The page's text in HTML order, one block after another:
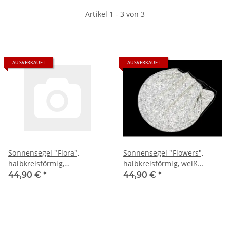
Artikel 1 - 3 von 3
AUSVERKAUFT
Sonnensegel "Flora",
halbkreisförmig,
Blumenmuster
44,90 € *
AUSVERKAUFT
Sonnensegel "Flowers",
halbkreisförmig, weiß
bedruckt
44,90 € *